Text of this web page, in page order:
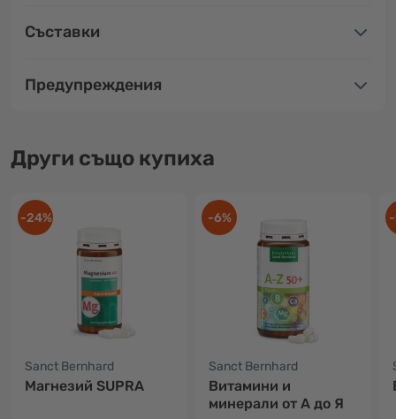
Съставки
Предупреждения
Други също купиха
-24%
Sanct Bernhard
Магнезий SUPRA
-6%
Sanct Bernhard
Витамини и
минерали от А до Я